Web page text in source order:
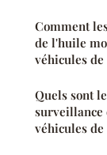
Comment
de l'huile
véhicules
Quels sont
surveillance
véhicules